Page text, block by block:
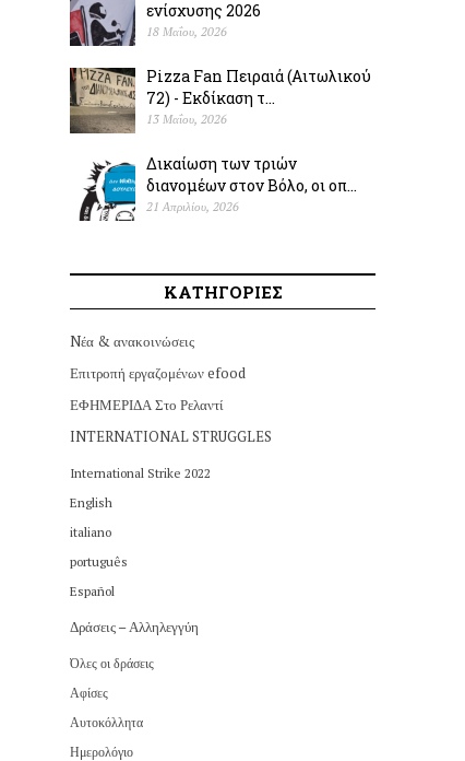
ενίσχυσης 2026
18 Μαΐου, 2026
Pizza Fan Πειραιά (Αιτωλικού
72) - Εκδίκαση τ...
13 Μαΐου, 2026
Δικαίωση των τριών
διανομέων στον Βόλο, οι οπ...
21 Απριλίου, 2026
ΚΑΤΗΓΟΡΙΕΣ
Nέα & ανακοινώσεις
Επιτροπή εργαζομένων efood
ΕΦΗΜΕΡΙΔΑ Στο Ρελαντί
INTERNATIONAL STRUGGLES
International Strike 2022
English
italiano
português
Español
Δράσεις – Αλληλεγγύη
Όλες οι δράσεις
Αφίσες
Αυτοκόλλητα
Ημερολόγιο